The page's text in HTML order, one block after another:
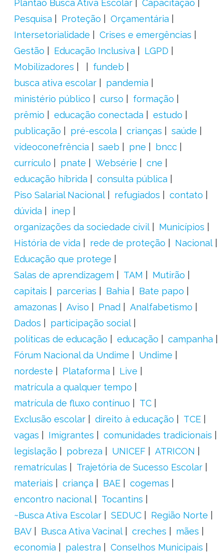
Plantão Busca Ativa Escolar
Capacitação
Pesquisa
Proteção
Orçamentária
Intersetorialidade
Crises e emergências
Gestão
Educação Inclusiva
LGPD
Mobilizadores
fundeb
busca ativa escolar
pandemia
ministério público
curso
formação
prêmio
educação conectada
estudo
publicação
pré-escola crianças
saúde
videoconefrência
saeb pne
bncc
currículo
pnate Websérie
cne
educação híbrida
consulta pública
Piso Salarial Nacional
refugiados
contato
dúvida
inep
organizações da sociedade civil
Municípios
História de vida
rede de proteção
Nacional
Educação que protege
Salas de aprendizagem
TAM
Mutirão
capitais
parcerias Bahia
Bate papo
amazonas
Aviso Pnad
Analfabetismo
Dados
participação social
políticas de educação
educação
campanha
Fórum Nacional da Undime
Undime
nordeste
Plataforma
Live
matrícula a qualquer tempo
matrícula de fluxo contínuo
TC
Exclusão escolar
direito à educação
TCE
vagas
Imigrantes
comunidades tradicionais
legislação
pobreza UNICEF
ATRICON
rematrículas
Trajetória de Sucesso Escolar
materiais
criança BAE
cogemas
encontro nacional
Tocantins
~Busca Ativa Escolar
SEDUC
Região Norte
BAV
Busca Ativa Vacinal creches
mães
economia
palestra
Conselhos Municipais